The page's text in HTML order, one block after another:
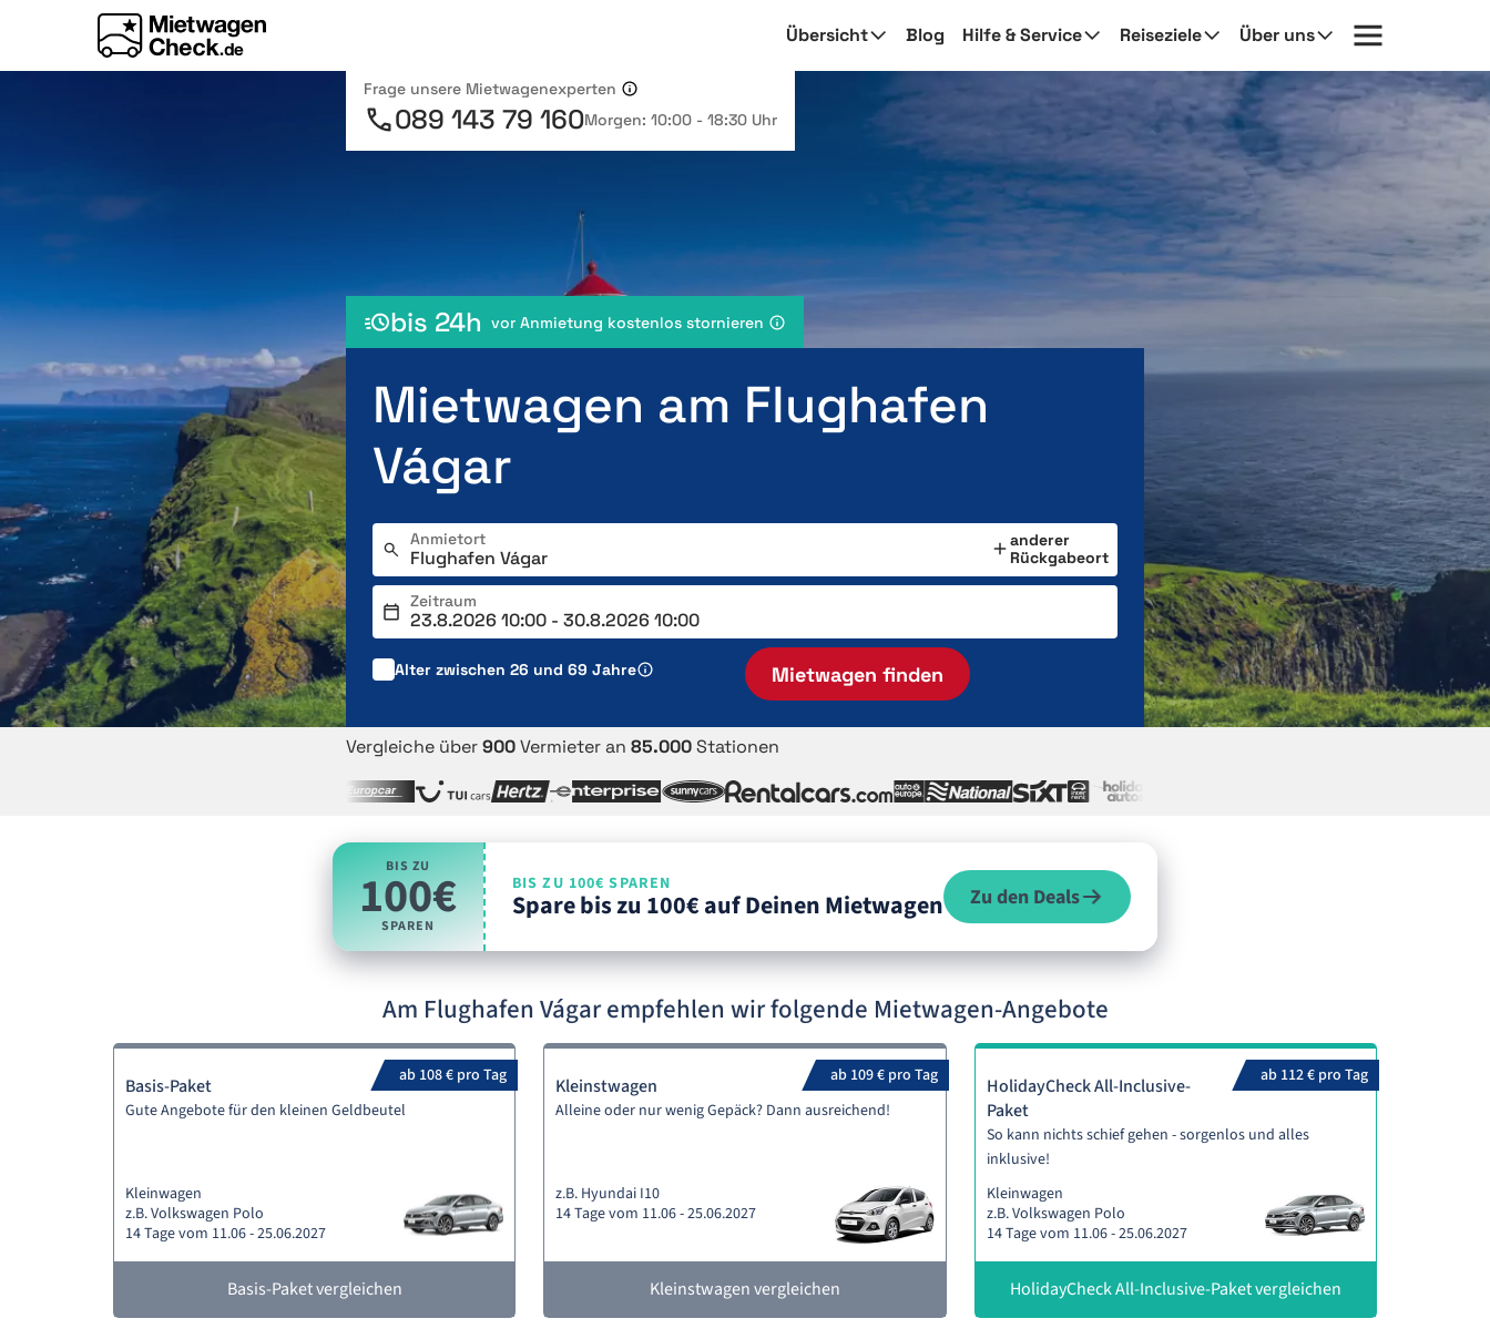
Übersicht Blog Hilfe & Service Reiseziele Über uns
Frage unsere Mietwagenexperten
089 143 79 160Morgen: 10:00 - 18:30 Uhr
bis 24h vor Anmietung kostenlos stornieren
Mietwagen am Flughafen
Vágar
Anmietort
anderer
Rückgabeort
Zeitraum
Alter zwischen 26 und 69 Jahre Mietwagen finden
Vergleiche über900Vermieter an 85.000Stationen
BIS ZU
100€
SPAREN
BIS ZU 100€ SPAREN
Spare bis zu 100€ auf Deinen Mietwagen Zu den Deals
Am Flughafen Vágar empfehlen wir folgende Mietwagen-Angebote
ab 108 € pro Tag
Basis-Paket
Gute Angebote für den kleinen Geldbeutel
Kleinwagen
z.B. Volkswagen Polo
14 Tage vom 11.06 - 25.06.2027
Basis-Paket vergleichen
ab 109 € pro Tag
Kleinstwagen
Alleine oder nur wenig Gepäck? Dann ausreichend!
z.B. Hyundai I10
14 Tage vom 11.06 - 25.06.2027
Kleinstwagen vergleichen
ab 112 € pro Tag
HolidayCheck All-Inclusive-
Paket
So kann nichts schief gehen - sorgenlos und alles
inklusive!
Kleinwagen
z.B. Volkswagen Polo
14 Tage vom 11.06 - 25.06.2027
HolidayCheck All-Inclusive-Paket vergleichen